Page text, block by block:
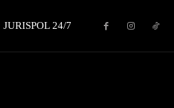
JURISPOL 24/7